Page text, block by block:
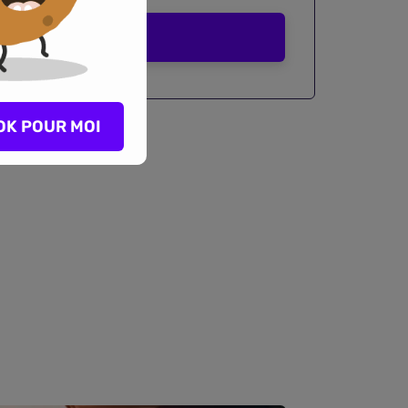
Comparer
POUR MOI